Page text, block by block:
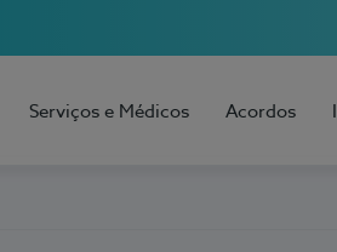
Serviços e Médicos Acordos